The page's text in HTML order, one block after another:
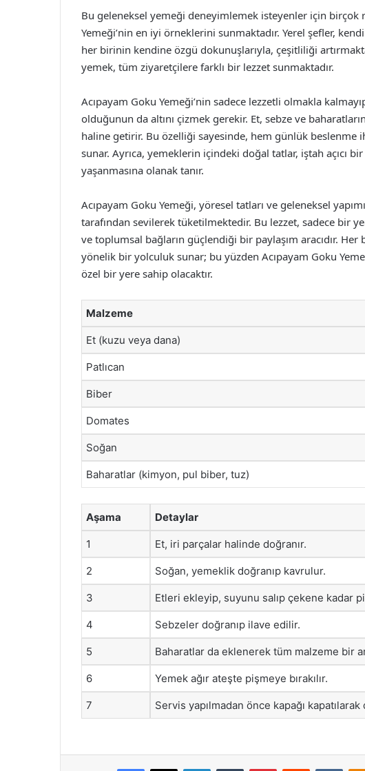
Bu geleneksel yemeği deneyimlemek isteyenler için birçok
Yemeği’nin en iyi örneklerini sunmaktadır. Yerel şefler,
her birinin kendine özgü dokunuşlarıyla, çeşitliliği
yemek, tüm ziyaretçilere farklı bir lezzet sunmaktadır.
Acıpayam Goku Yemeği’nin sadece lezzetli olmakla
olduğunun da altını çizmek gerekir. Et, sebze ve
haline getirir. Bu özelliği sayesinde, hem günlük beslenme
sunar. Ayrıca, yemeklerin içindeki doğal tatlar, iştah açıcı
yaşanmasına olanak tanır.
Acıpayam Goku Yemeği, yöresel tatları ve geleneksel
tarafından sevilerek tüketilmektedir. Bu lezzet, sadece bir
ve toplumsal bağların güçlendiği bir paylaşım aracıdır.
yönelik bir yolculuk sunar; bu yüzden Acıpayam Goku
özel bir yere sahip olacaktır.
Malzeme
Et (kuzu veya dana)
Patlıcan
Biber
Domates
Soğan
Baharatlar (kimyon, pul biber, tuz)
Aşama Detaylar
1 Et, iri parçalar halinde doğranır.
2 Soğan, yemeklik doğranıp kavrulur.
3 Etleri ekleyip, suyunu salıp çekene kadar
4 Sebzeler doğranıp ilave edilir.
5 Baharatlar da eklenerek tüm malzeme bir
6 Yemek ağır ateşte pişmeye bırakılır.
7 Servis yapılmadan önce kapağı
Facebook
X LinkedInTumblr PinterestReddit